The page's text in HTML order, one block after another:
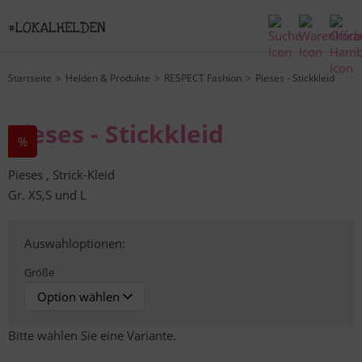
Startseite Helden & Produkte RESPECT Fashion Pieses - Stickkleid
%
Pieses - Stickkleid
Pieses , Strick-Kleid
Gr. XS,S und L
Auswahloptionen:
Größe
Bitte wählen Sie eine Variante.